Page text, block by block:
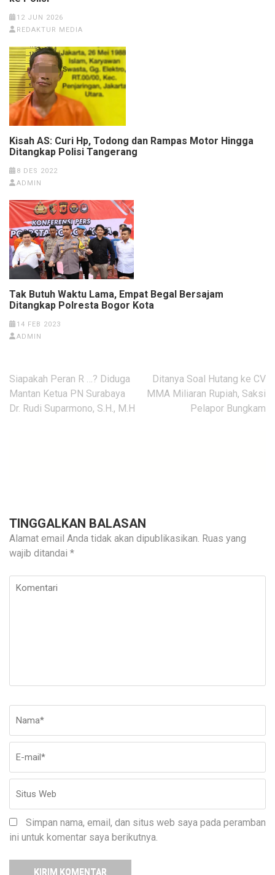
12 JUN 2026
REDAKTUR MEDIA
Kisah AS: Curi Hp, Todong dan Rampas Motor Hingga
Ditangkap Polisi Tangerang
8 DES 2022
ADMIN
Tak Butuh Waktu Lama, Empat Begal Bersajam
Ditangkap Polresta Bogor Kota
14 FEB 2023
ADMIN
Navigasi
pos
Siapakah Peran R …? Diduga
Mantan Ketua PN Surabaya
Dr. Rudi Suparmono, S.H., M.H
Ditanya Soal Hutang ke CV
MMA Miliaran Rupiah, Saksi
Pelapor Bungkam
TINGGALKAN BALASAN
Alamat email Anda tidak akan dipublikasikan. Ruas yang
wajib ditandai *
Komentari
Simpan nama, email, dan situs web saya pada peramban
ini untuk komentar saya berikutnya.